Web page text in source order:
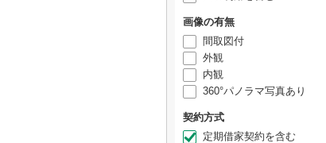
画像の有無
間取図付
外観
内観
360°パノラマ写真あり
契約方式
定期借家契約を含む